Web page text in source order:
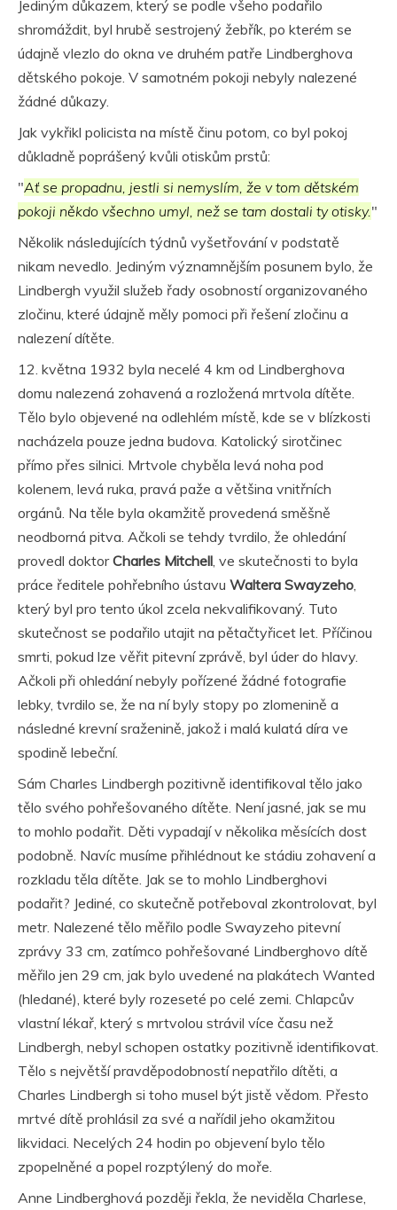
Jediným důkazem, který se podle všeho podařilo
shromáždit, byl hrubě sestrojený žebřík, po kterém se
údajně vlezlo do okna ve druhém patře Lindberghova
dětského pokoje. V samotném pokoji nebyly nalezené
žádné důkazy.
Jak vykřikl policista na místě činu potom, co byl pokoj
důkladně poprášený kvůli otiskům prstů:
"Ať se propadnu, jestli si nemyslím, že v tom dětském
pokoji někdo všechno umyl, než se tam dostali ty otisky."
Několik následujících týdnů vyšetřování v podstatě
nikam nevedlo. Jediným významnějším posunem bylo, že
Lindbergh využil služeb řady osobností organizovaného
zločinu, které údajně měly pomoci při řešení zločinu a
nalezení dítěte.
12. května 1932 byla necelé 4 km od Lindberghova
domu nalezená zohavená a rozložená mrtvola dítěte.
Tělo bylo objevené na odlehlém místě, kde se v blízkosti
nacházela pouze jedna budova. Katolický sirotčinec
přímo přes silnici. Mrtvole chyběla levá noha pod
kolenem, levá ruka, pravá paže a většina vnitřních
orgánů. Na těle byla okamžitě provedená směšně
neodborná pitva. Ačkoli se tehdy tvrdilo, že ohledání
provedl doktorCharles Mitchell, ve skutečnosti to byla
práce ředitele pohřebního ústavu Waltera Swayzeho,
který byl pro tento úkol zcela nekvalifikovaný. Tuto
skutečnost se podařilo utajit na pětačtyřicet let. Příčinou
smrti, pokud lze věřit pitevní zprávě, byl úder do hlavy.
Ačkoli při ohledání nebyly pořízené žádné fotografie
lebky, tvrdilo se, že na ní byly stopy po zlomenině a
následné krevní sraženině, jakož i malá kulatá díra ve
spodině lebeční.
Sám Charles Lindbergh pozitivně identifikoval tělo jako
tělo svého pohřešovaného dítěte. Není jasné, jak se mu
to mohlo podařit. Děti vypadají v několika měsících dost
podobně. Navíc musíme přihlédnout ke stádiu zohavení a
rozkladu těla dítěte. Jak se to mohlo Lindberghovi
podařit? Jediné, co skutečně potřeboval zkontrolovat, byl
metr. Nalezené tělo měřilo podle Swayzeho pitevní
zprávy 33 cm, zatímco pohřešované Lindberghovo dítě
měřilo jen 29 cm, jak bylo uvedené na plakátech Wanted
(hledané), které byly rozeseté po celé zemi. Chlapcův
vlastní lékař, který s mrtvolou strávil více času než
Lindbergh, nebyl schopen ostatky pozitivně identifikovat.
Tělo s největší pravděpodobností nepatřilo dítěti, a
Charles Lindbergh si toho musel být jistě vědom. Přesto
mrtvé dítě prohlásil za své a nařídil jeho okamžitou
likvidaci. Necelých 24 hodin po objevení bylo tělo
zpopelněné a popel rozptýlený do moře.
Anne Lindberghová později řekla, že neviděla Charlese,